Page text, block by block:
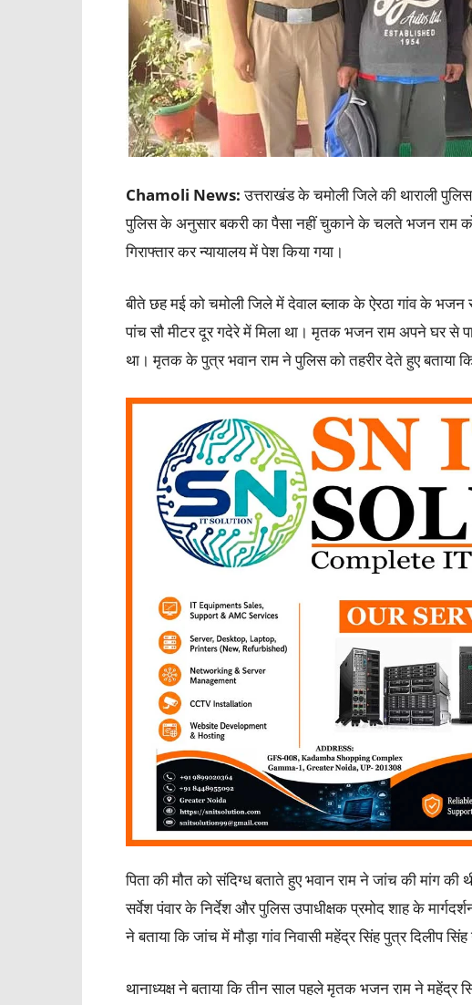
Chamoli News:उत्तराखंड के चमोली जिले की थाराली
पुलिस के अनुसार बकरी का पैसा नहीं चुकाने के चलते भजन राम
गिराफ्तार कर न्यायालय में पेश किया गया।
बीते छह मई को चमोली जिले में देवाल ब्लाक के ऐरठा गांव के भजन
पांच सौ मीटर दूर गदेरे में मिला था। मृतक भजन राम अपने घर से
था। मृतक के पुत्र भवान राम ने पुलिस को तहरीर देते हुए
पिता की मौत को संदिग्ध बताते हुए भवान राम ने जांच की मांग
सर्वेश पंवार के निर्देश और पुलिस उपाधीक्षक प्रमोद शाह के
ने बताया कि जांच में मौड़ा गांव निवासी महेंद्र सिंह पुत्र दिलीप
थानाध्यक्ष ने बताया कि तीन साल पहले मृतक भजन राम ने महेंद्र